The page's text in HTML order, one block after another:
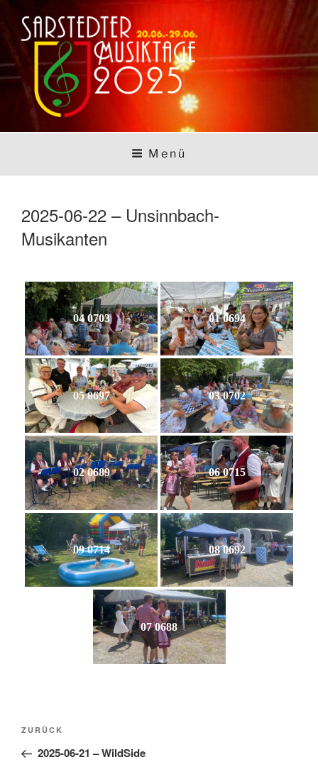
Zum
Inhalt
springen
SARSTEDTER
MUSIKTAGE
Menü
2025-06-22 – Unsinnbach-
Musikanten
04 0703 01 0694
05 0697 03 0702
02 0689 06 0715
09 0714 08 0692
07 0688
Beitragsnavigation
Vorheriger
Beitrag
ZURÜCK
2025-06-21 – WildSide